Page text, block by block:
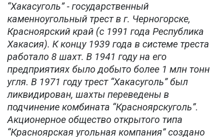
“Хакасуголь” - государственный
каменноугольный трест в г. Черногорске,
Красноярский край (с 1991 года Республика
Хакасия). К концу 1939 года в системе треста
работало 8 шахт. В 1941 году на его
предприятиях было добыто более 1 млн тонн
угля. В 1971 году трест “Хакасуголь” был
ликвидирован, шахты переведены в
подчинение комбината “Красноярскуголь”.
Акционерное общество открытого типа
“Красноярская угольная компания” создано